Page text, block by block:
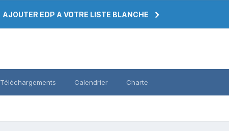
AJOUTER EDP A VOTRE LISTE BLANCHE
Téléchargements Calendrier Charte